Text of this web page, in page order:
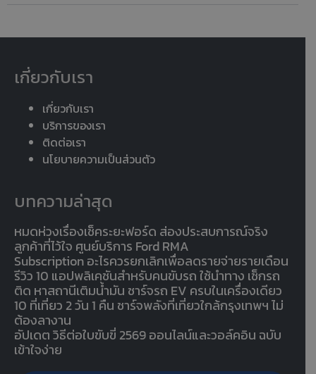
เกี่ยวกับเรา
เกี่ยวกับเรา
บริการของเรา
ติดต่อเรา
นโยบายความเป็นส่วนตัว
บทความล่าสุด
หมดห่วงเรื่องเช็คระยะฟอร์ด ส่องประสบการณ์จริง
ลูกค้าที่ไว้ใจ ศูนย์บริการ Ford RMA
Subscription อะไรควรยกเลิกเพื่อลดรายจ่ายรายเดือน
รีวิว 10 แอปพลิเคชันสำหรับคนขับรถ ใช้นำทาง เช็กรถ
ติด หาสถานีเติมน้ำมัน ชาร์จรถ EV ครบในเครื่องเดียว
10 ที่เที่ยว 2 วัน 1 คืน ชาร์จพลังที่เที่ยวใกล้กรุงเทพฯ ไม่
ต้องลางาน
อัปเดต วิธีต่อใบขับขี่ 2569 ออนไลน์และวอล์คอิน ฉบับ
เข้าใจง่าย